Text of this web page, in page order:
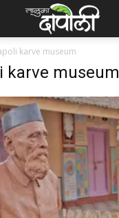
karve museum
karve museum